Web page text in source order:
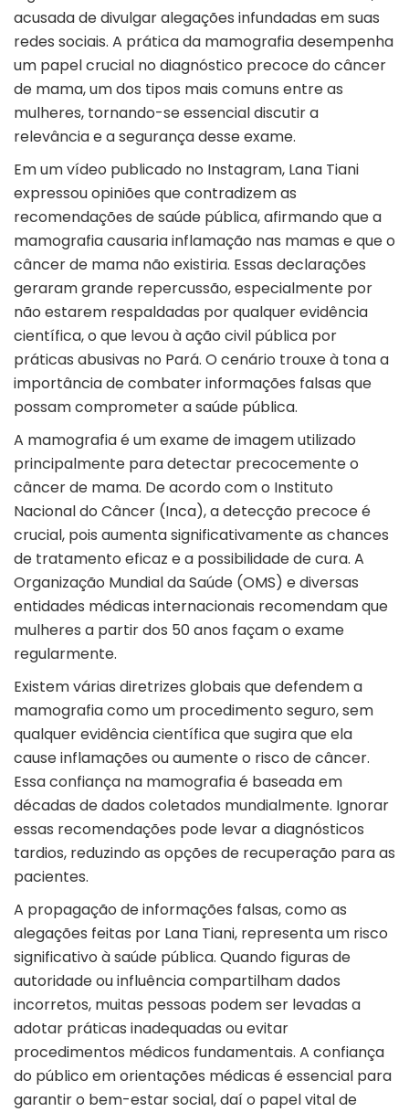
acusada de divulgar alegações infundadas em suas
redes sociais. A prática da mamografia desempenha
um papel crucial no diagnóstico precoce do câncer
de mama, um dos tipos mais comuns entre as
mulheres, tornando-se essencial discutir a
relevância e a segurança desse exame.
Em um vídeo publicado no Instagram, Lana Tiani
expressou opiniões que contradizem as
recomendações de saúde pública, afirmando que a
mamografia causaria inflamação nas mamas e que o
câncer de mama não existiria. Essas declarações
geraram grande repercussão, especialmente por
não estarem respaldadas por qualquer evidência
científica, o que levou à ação civil pública por
práticas abusivas no Pará. O cenário trouxe à tona a
importância de combater informações falsas que
possam comprometer a saúde pública.
A mamografia é um exame de imagem utilizado
principalmente para detectar precocemente o
câncer de mama. De acordo com o Instituto
Nacional do Câncer (Inca), a detecção precoce é
crucial, pois aumenta significativamente as chances
de tratamento eficaz e a possibilidade de cura. A
Organização Mundial da Saúde (OMS) e diversas
entidades médicas internacionais recomendam que
mulheres a partir dos 50 anos façam o exame
regularmente.
Existem várias diretrizes globais que defendem a
mamografia como um procedimento seguro, sem
qualquer evidência científica que sugira que ela
cause inflamações ou aumente o risco de câncer.
Essa confiança na mamografia é baseada em
décadas de dados coletados mundialmente. Ignorar
essas recomendações pode levar a diagnósticos
tardios, reduzindo as opções de recuperação para as
pacientes.
A propagação de informações falsas, como as
alegações feitas por Lana Tiani, representa um risco
significativo à saúde pública. Quando figuras de
autoridade ou influência compartilham dados
incorretos, muitas pessoas podem ser levadas a
adotar práticas inadequadas ou evitar
procedimentos médicos fundamentais. A confiança
do público em orientações médicas é essencial para
garantir o bem-estar social, daí o papel vital de